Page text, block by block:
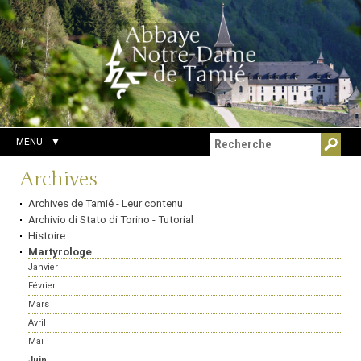
Aller
au
contenu.
|
Aller
à
la
navigation
Outils
personnels
Chercher par
Recherche
avancée…
MENU
Navigation
Archives
Archives de Tamié - Leur contenu
Archivio di Stato di Torino - Tutorial
Histoire
Martyrologe
Janvier
Février
Mars
Avril
Mai